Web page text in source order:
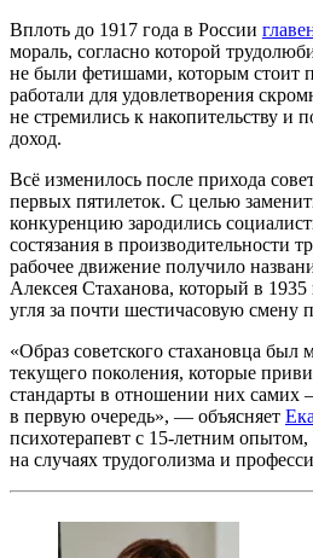
Вплоть до 1917 года в России
мораль, согласно которой
не были фетишами, которым стоит
работали для удовлетворения
не стремились к накопительству и
доход.
Всё изменилось после прихода
первых пятилеток. С целью
конкуренцию зародились
состязания в производительности
рабочее движение получило
Алексея Стаханова, который в
угля за почти шестичасовую смену
«Образ советского стахановца был
текущего поколения, которые
стандарты в отношении них
в первую очередь», — объясняет
психотерапевт с 15-летним
на случаях трудоголизма и